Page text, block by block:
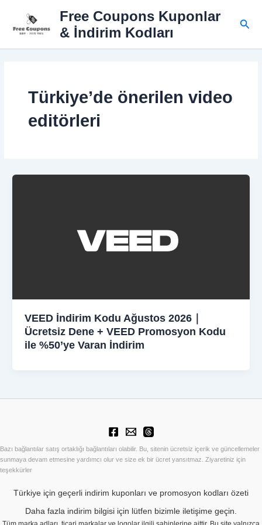
Free Coupons Kuponlar
& İndirim Kodları
Türkiye’de önerilen video
editörleri
VEED İndirim Kodu Ağustos 2026｜
Ücretsiz Dene + VEED Promosyon Kodu
ile %50’ye Varan İndirim
Bazı bağlantılar satış ortaklığı bağlantıları olabilir. Bu, sitenin ücretsiz içerik ve güncellemeler
sunmaya devam etmesine yardımcı olur ve size ek bir ücret yansıtmaz. Ziyaretiniz için
teşekkürler
Türkiye için geçerli indirim kuponları ve promosyon kodları özeti
Daha fazla indirim bilgisi için lütfen bizimle iletişime geçin.